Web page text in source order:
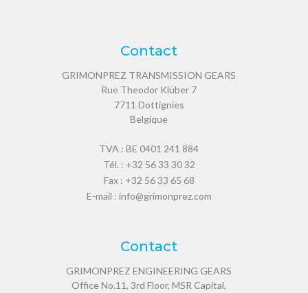
Contact
GRIMONPREZ TRANSMISSION GEARS
Rue Theodor Klüber 7
7711 Dottignies
Belgique
TVA : BE 0401 241 884
Tél. : +32 56 33 30 32
Fax : +32 56 33 65 68
E-mail : info@grimonprez.com
Contact
GRIMONPREZ ENGINEERING GEARS
Office No.11, 3rd Floor, MSR Capital,